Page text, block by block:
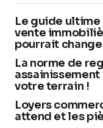
Le guide
vente
pourrait
La norme de
votre terrain !
Loyers
attend et les